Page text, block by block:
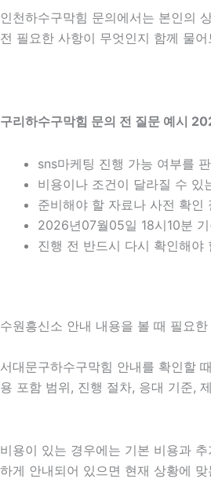
인천하수구막힘 문의에서는 본인의
전 필요한 사항이 무엇인지 함께 물
구리하수구막힘 문의 전 질문 예시
sns마케팅 진행 가능 여부를
비용이나 조건이 달라질 수 있
준비해야 할 자료나 사전 확인
2026년07월05일 18시10분
진행 전 반드시 다시 확인해야
수원흥신소 안내 내용을 볼 때 필요
서대문구하수구막힘 안내를 확인할
용 포함 범위, 진행 절차, 응대 기준,
비용이 있는 경우에는 기본 비용과
하게 안내되어 있으면 현재 상황에